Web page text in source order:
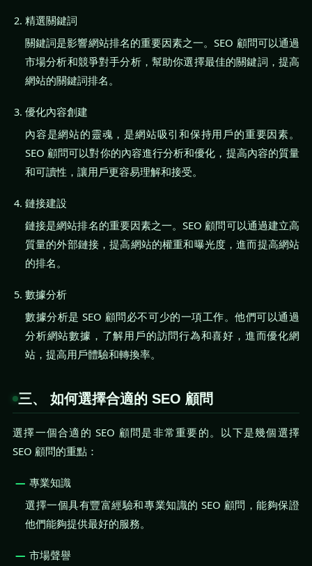
精選關鍵詞
關鍵詞是影響網站排名的重要因素之一。SEO 顧問可以通過
市場分析和競爭對手分析，幫助你選擇最佳的關鍵詞，提高
網站的關鍵詞排名。
優化內容創建
內容是網站的靈魂，是網站吸引和保持用戶的重要因素。
SEO 顧問可以對你的內容進行分析和優化，提高內容的質量
和可讀性，讓用戶更容易理解和接受。
鏈接建設
鏈接是網站排名的重要因素之一。SEO 顧問可以通過建立高
質量的外部鏈接，提高網站的權重和曝光度，進而提高網站
的排名。
數據分析
數據分析是 SEO 顧問必不可少的一項工作。他們可以通過
分析網站數據，了解用戶的訪問行為和喜好，進而優化網
站，提高用戶體驗和轉換率。
三、 如何選擇合適的 SEO 顧問
選擇一個合適的 SEO 顧問是非常重要的。以下是幾個選擇
SEO 顧問的重點：
專業知識
選擇一個具有豐富經驗和專業知識的 SEO 顧問，能夠保證
他們能夠提供最好的服務。
市場聲譽